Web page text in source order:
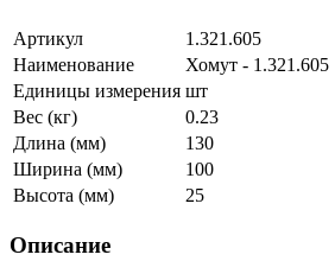
Артикул
1.321.605
Наименование
Хомут - 1.321.605
Единицы измерения шт
Вес (кг)
0.23
Длина (мм)
130
Ширина (мм)
100
Высота (мм)
25
Описание